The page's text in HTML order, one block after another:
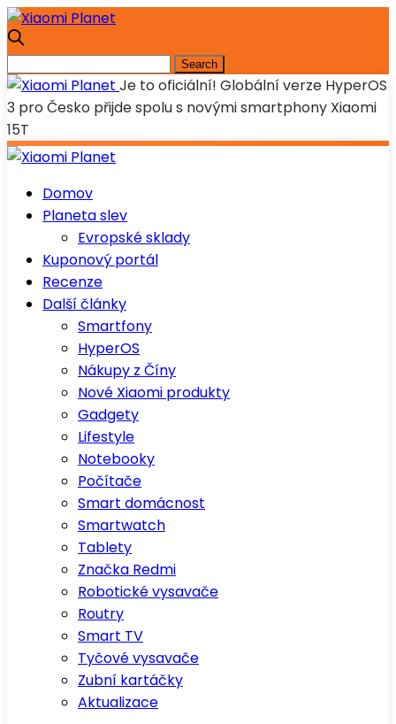
Je to oficiální! Globální verze HyperOS
3 pro Česko přijde spolu s novými smartphony Xiaomi
15T
Domov
Planeta slev
Evropské sklady
Kuponový portál
Recenze
Další články
Smartfony
HyperOS
Nákupy z Číny
Nové Xiaomi produkty
Gadgety
Lifestyle
Notebooky
Počítače
Smart domácnost
Smartwatch
Tablety
Značka Redmi
Robotické vysavače
Routry
Smart TV
Tyčové vysavače
Zubní kartáčky
Aktualizace